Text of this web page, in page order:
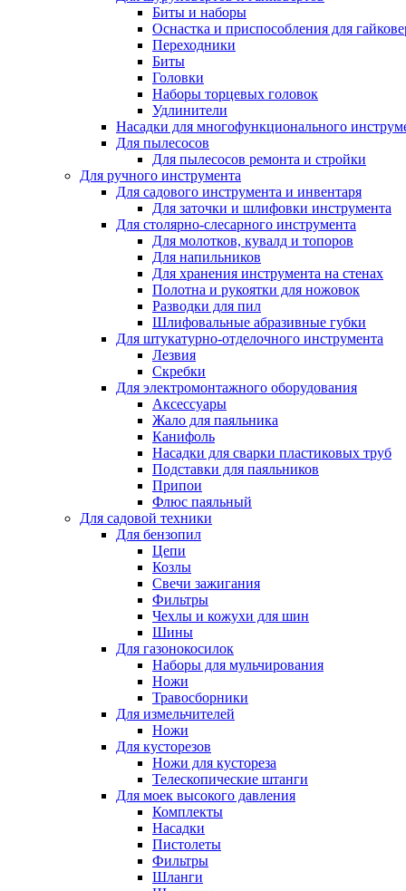
Биты и наборы
Оснастка и приспособления для
Переходники
Биты
Головки
Наборы торцевых головок
Удлинители
Насадки для многофункционального
Для пылесосов
Для пылесосов ремонта и стройки
Для ручного инструмента
Для садового инструмента и инвентаря
Для заточки и шлифовки инструмента
Для столярно-слесарного инструмента
Для молотков, кувалд и топоров
Для напильников
Для хранения инструмента на стенах
Полотна и рукоятки для ножовок
Разводки для пил
Шлифовальные абразивные губки
Для штукатурно-отделочного инструмента
Лезвия
Скребки
Для электромонтажного оборудования
Аксессуары
Жало для паяльника
Канифоль
Насадки для сварки пластиковых труб
Подставки для паяльников
Припои
Флюс паяльный
Для садовой техники
Для бензопил
Цепи
Козлы
Свечи зажигания
Фильтры
Чехлы и кожухи для шин
Шины
Для газонокосилок
Наборы для мульчирования
Ножи
Травосборники
Для измельчителей
Ножи
Для кусторезов
Ножи для кустореза
Телескопические штанги
Для моек высокого давления
Комплекты
Насадки
Пистолеты
Фильтры
Шланги